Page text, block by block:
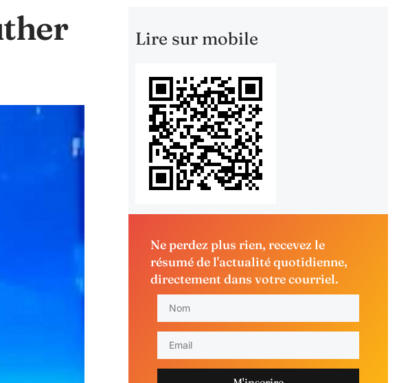
Lire sur mobile
Ne perdez plus rien, recevez le
résumé de l'actualité quotidienne,
directement dans votre courriel.